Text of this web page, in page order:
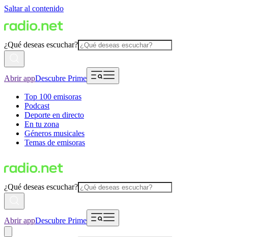
Saltar al contenido
¿Qué deseas escuchar?
Abrir appDescubre Prime
Top 100 emisoras
Podcast
Deporte en directo
En tu zona
Géneros musicales
Temas de emisoras
¿Qué deseas escuchar?
Abrir appDescubre Prime